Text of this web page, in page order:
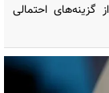
گزینه‌های احتمالی